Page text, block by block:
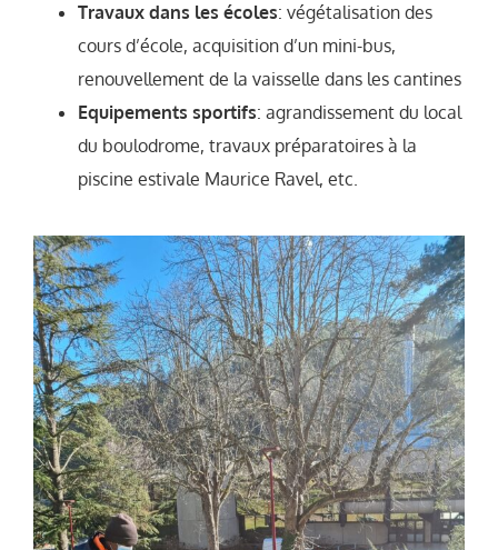
Travaux dans les écoles: végétalisation des
cours d’école, acquisition d’un mini-bus,
renouvellement de la vaisselle dans les cantines
Equipements sportifs: agrandissement du local
du boulodrome, travaux préparatoires à la
piscine estivale Maurice Ravel, etc.